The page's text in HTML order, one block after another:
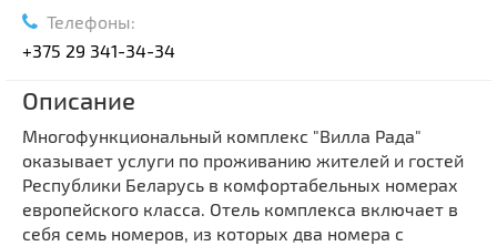
Телефоны:
+375 29 341-34-34
Описание
Многофункциональный комплекс "Вилла Рада"
оказывает услуги по проживанию жителей и гостей
Республики Беларусь в комфортабельных номерах
европейского класса. Отель комплекса включает в
себя семь номеров, из которых два номера с